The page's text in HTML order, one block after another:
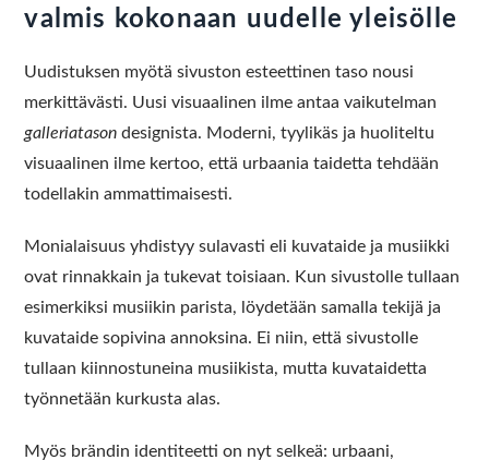
valmis kokonaan uudelle yleisölle
Uudistuksen myötä sivuston esteettinen taso nousi
merkittävästi. Uusi visuaalinen ilme antaa vaikutelman
galleriatason designista. Moderni, tyylikäs ja huoliteltu
visuaalinen ilme kertoo, että urbaania taidetta tehdään
todellakin ammattimaisesti.
Monialaisuus yhdistyy sulavasti eli kuvataide ja musiikki
ovat rinnakkain ja tukevat toisiaan. Kun sivustolle tullaan
esimerkiksi musiikin parista, löydetään samalla tekijä ja
kuvataide sopivina annoksina. Ei niin, että sivustolle
tullaan kiinnostuneina musiikista, mutta kuvataidetta
työnnetään kurkusta alas.
Myös brändin identiteetti on nyt selkeä: urbaani,